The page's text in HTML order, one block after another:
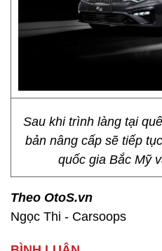
Sau khi trình làng tại
bản nâng cấp sẽ tiếp
quốc gia Bắc Mỹ
Theo OtoS.vn
Ngọc Thi - Carsoops